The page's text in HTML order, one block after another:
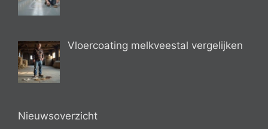
Vloercoating melkveestal vergelijken
Nieuwsoverzicht